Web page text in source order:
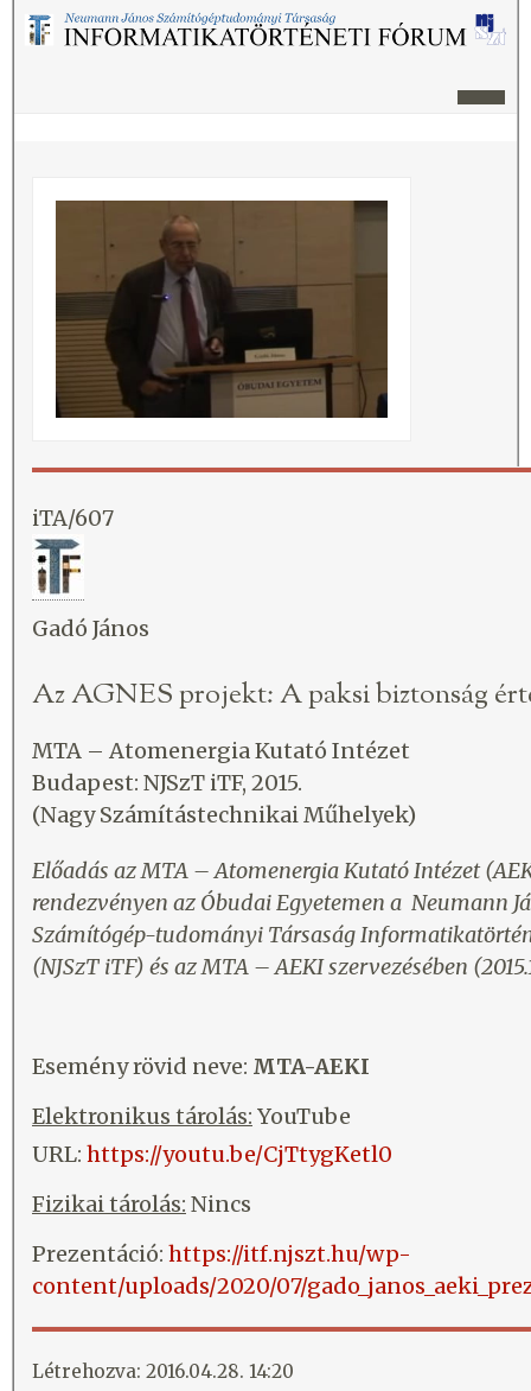
iTA/607
Gadó János
Az AGNES projekt: A paksi biztonság
MTA – Atomenergia Kutató Intézet
Budapest: NJSzT iTF, 2015.
(Nagy Számítástechnikai Műhelyek)
Előadás az MTA – Atomenergia Kutató Intézet
rendezvényen az Óbudai Egyetemen a Neumann
Számítógép-tudományi Társaság
(NJSzT iTF) és az MTA – AEKI szervezésében
Esemény rövid neve: MTA-AEKI
Elektronikus tárolás: YouTube
URL: https://youtu.be/CjTtygKetl0
Fizikai tárolás: Nincs
Prezentáció: https://itf.njszt.hu/wp-
content/uploads/2020/07/
Létrehozva: 2016.04.28. 14:20